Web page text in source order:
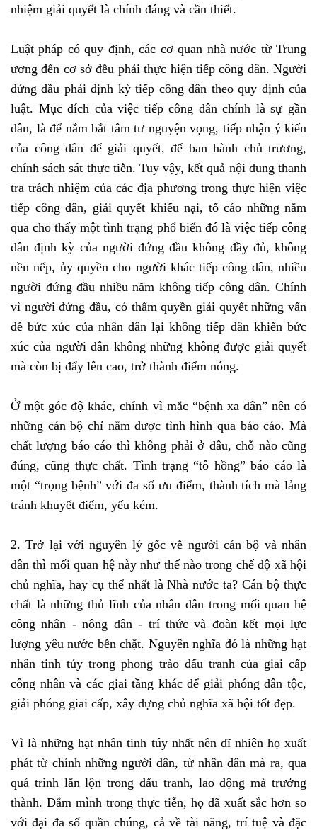
nhiệm giải quyết là chính đáng và cần thiết.
Luật pháp có quy định, các cơ quan nhà nước từ Trung
ương đến cơ sở đều phải thực hiện tiếp công dân. Người
đứng đầu phải định kỳ tiếp công dân theo quy định của
luật. Mục đích của việc tiếp công dân chính là sự gần
dân, là để nắm bắt tâm tư nguyện vọng, tiếp nhận ý kiến
của công dân để giải quyết, để ban hành chủ trương,
chính sách sát thực tiễn. Tuy vậy, kết quả nội dung thanh
tra trách nhiệm của các địa phương trong thực hiện việc
tiếp công dân, giải quyết khiếu nại, tố cáo những năm
qua cho thấy một tình trạng phổ biến đó là việc tiếp công
dân định kỳ của người đứng đầu không đầy đủ, không
nền nếp, ủy quyền cho người khác tiếp công dân, nhiều
người đứng đầu nhiều năm không tiếp công dân. Chính
vì người đứng đầu, có thẩm quyền giải quyết những vấn
đề bức xúc của nhân dân lại không tiếp dân khiến bức
xúc của người dân không những không được giải quyết
mà còn bị đẩy lên cao, trở thành điểm nóng.
Ở một góc độ khác, chính vì mắc “bệnh xa dân” nên có
những cán bộ chỉ nắm được tình hình qua báo cáo. Mà
chất lượng báo cáo thì không phải ở đâu, chỗ nào cũng
đúng, cũng thực chất. Tình trạng “tô hồng” báo cáo là
một “trọng bệnh” với đa số ưu điểm, thành tích mà lảng
tránh khuyết điểm, yếu kém.
2. Trở lại với nguyên lý gốc về người cán bộ và nhân
dân thì mối quan hệ này như thế nào trong chế độ xã hội
chủ nghĩa, hay cụ thể nhất là Nhà nước ta? Cán bộ thực
chất là những thủ lĩnh của nhân dân trong mối quan hệ
công nhân - nông dân - trí thức và đoàn kết mọi lực
lượng yêu nước bền chặt. Nguyên nghĩa đó là những hạt
nhân tinh túy trong phong trào đấu tranh của giai cấp
công nhân và các giai tầng khác để giải phóng dân tộc,
giải phóng giai cấp, xây dựng chủ nghĩa xã hội tốt đẹp.
Vì là những hạt nhân tinh túy nhất nên dĩ nhiên họ xuất
phát từ chính những người dân, từ nhân dân mà ra, qua
quá trình lăn lộn trong đấu tranh, lao động mà trưởng
thành. Đắm mình trong thực tiễn, họ đã xuất sắc hơn so
với đại đa số quần chúng, cả về tài năng, trí tuệ và đặc